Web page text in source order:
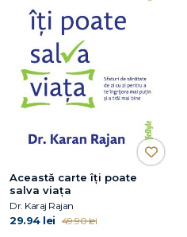
Această carte îți poate
salva viața
Dr. Karaj Rajan
29.94 lei 49.90 lei